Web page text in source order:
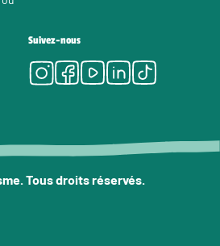
Suivez-nous
Instagram
Facebook
Youtube
LinkedIn
Tiktok
Tous droits réservés.